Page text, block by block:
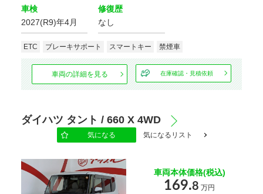
車検
2027(R9)年4月
修復歴
なし
ETC ブレーキサポート スマートキー 禁煙車
車両の詳細を見る 在庫確認・見積依頼
ダイハツ タント / 660 X 4WD
気になる 気になるリスト
車両本体価格(税込)
169.8 万円